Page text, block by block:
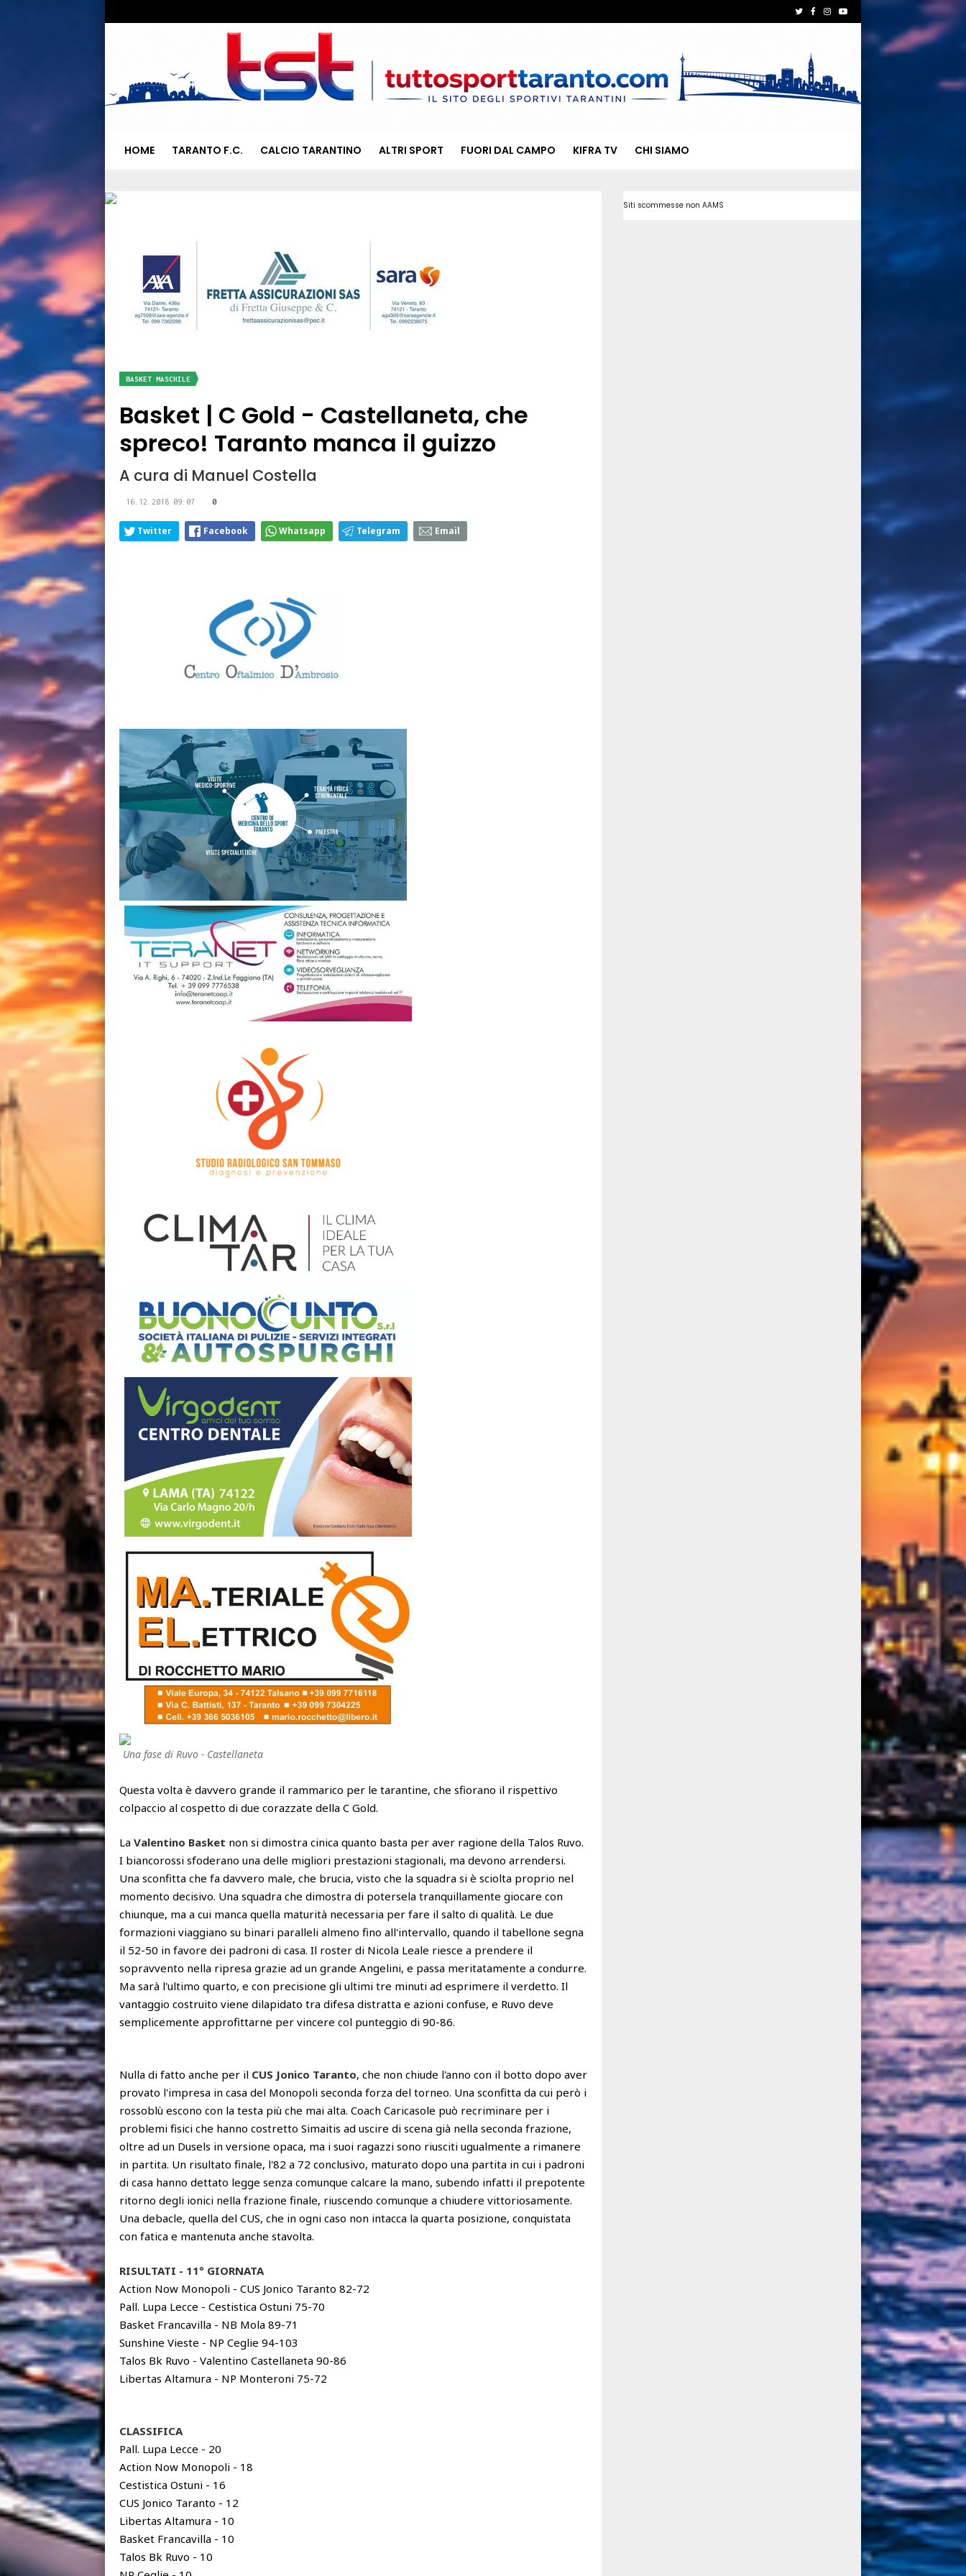
HOME TARANTO F.C. CALCIO TARANTINO ALTRI SPORT FUORI DAL CAMPO KIFRA TV CHI SIAMO
BASKET MASCHILE
Basket | C Gold - Castellaneta, che
spreco! Taranto manca il guizzo
A cura di Manuel Costella
16.12.2018 09:07 0
Twitter Facebook Whatsapp Telegram Email
Una fase di Ruvo - Castellaneta
Questa volta è davvero grande il rammarico per le tarantine, che sfiorano il rispettivo
colpaccio al cospetto di due corazzate della C Gold.
La Valentino Basket non si dimostra cinica quanto basta per aver ragione della Talos Ruvo.
I biancorossi sfoderano una delle migliori prestazioni stagionali, ma devono arrendersi.
Una sconfitta che fa davvero male, che brucia, visto che la squadra si è sciolta proprio nel
momento decisivo. Una squadra che dimostra di potersela tranquillamente giocare con
chiunque, ma a cui manca quella maturità necessaria per fare il salto di qualità. Le due
formazioni viaggiano su binari paralleli almeno fino all'intervallo, quando il tabellone segna
il 52-50 in favore dei padroni di casa. Il roster di Nicola Leale riesce a prendere il
sopravvento nella ripresa grazie ad un grande Angelini, e passa meritatamente a condurre.
Ma sarà l'ultimo quarto, e con precisione gli ultimi tre minuti ad esprimere il verdetto. Il
vantaggio costruito viene dilapidato tra difesa distratta e azioni confuse, e Ruvo deve
semplicemente approfittarne per vincere col punteggio di 90-86.
Nulla di fatto anche per il CUS Jonico Taranto, che non chiude l'anno con il botto dopo aver
provato l'impresa in casa del Monopoli seconda forza del torneo. Una sconfitta da cui però i
rossoblù escono con la testa più che mai alta. Coach Caricasole può recriminare per i
problemi fisici che hanno costretto Simaitis ad uscire di scena già nella seconda frazione,
oltre ad un Dusels in versione opaca, ma i suoi ragazzi sono riusciti ugualmente a rimanere
in partita. Un risultato finale, l'82 a 72 conclusivo, maturato dopo una partita in cui i padroni
di casa hanno dettato legge senza comunque calcare la mano, subendo infatti il prepotente
ritorno degli ionici nella frazione finale, riuscendo comunque a chiudere vittoriosamente.
Una debacle, quella del CUS, che in ogni caso non intacca la quarta posizione, conquistata
con fatica e mantenuta anche stavolta.
RISULTATI - 11° GIORNATA
Action Now Monopoli - CUS Jonico Taranto 82-72
Pall. Lupa Lecce - Cestistica Ostuni 75-70
Basket Francavilla - NB Mola 89-71
Sunshine Vieste - NP Ceglie 94-103
Talos Bk Ruvo - Valentino Castellaneta 90-86
Libertas Altamura - NP Monteroni 75-72
CLASSIFICA
Pall. Lupa Lecce - 20
Action Now Monopoli - 18
Cestistica Ostuni - 16
CUS Jonico Taranto - 12
Libertas Altamura - 10
Basket Francavilla - 10
Talos Bk Ruvo - 10
Siti scommesse non AAMS